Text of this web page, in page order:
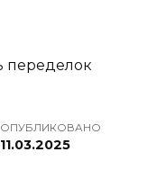
ОПУБЛИКОВАНО
11.03.2025